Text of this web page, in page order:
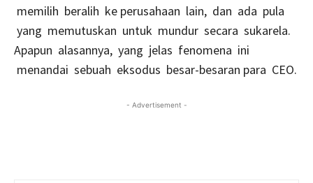
memilih beralih ke perusahaan lain, dan ada pula
yang memutuskan untuk mundur secara sukarela.
Apapun alasannya, yang jelas fenomena ini
menandai sebuah eksodus besar-besaran para CEO.
- Advertisement -